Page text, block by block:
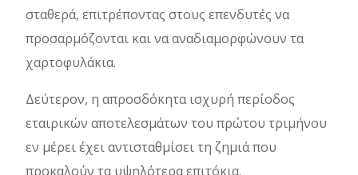
σταθερά, επιτρέποντας στους επενδυτές να
προσαρμόζονται και να αναδιαμορφώνουν τα
χαρτοφυλάκια.
Δεύτερον, η απροσδόκητα ισχυρή περίοδος
εταιρικών αποτελεσμάτων του πρώτου τριμήνου
εν μέρει έχει αντισταθμίσει τη ζημιά που
προκαλούν τα υψηλότερα επιτόκια.